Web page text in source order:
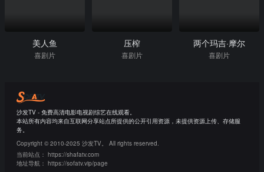
美人鱼
喜剧片
压榨
喜剧片
两个玛吉·摩尔
喜剧片
沙发TV - 免费高清电影电视剧综艺在线观看。
本站所有内容均来自互联网分享站点所提供的公开引用资源，未提供资源上传、存储服
务。
Copyright © 2010-2025 沙发TV。 All rights reserved.
当前站点： https://shafatv.com
地址导航： https://sofatv.vip/page